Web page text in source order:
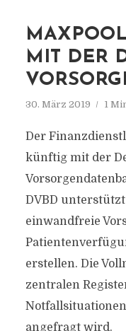
MIT DER
30. März 2019 1
Der
künftig mit der
DVBD
einwandfreie
erstellen. Die
zentralen
angefragt wird.